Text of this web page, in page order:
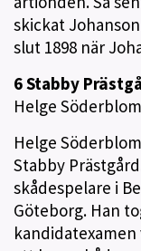
skickat
slut 1898 när
6 Stabby
Helge
Helge
Stabby
skådespelare i
Göteborg. Han